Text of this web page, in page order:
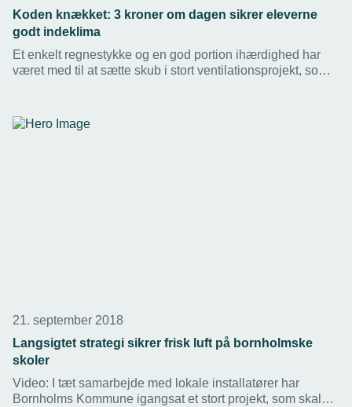
Koden knækket: 3 kroner om dagen sikrer eleverne
godt indeklima
Et enkelt regnestykke og en god portion ihærdighed har
været med til at sætte skub i stort ventilationsprojekt, som
21. september 2018
Langsigtet strategi sikrer frisk luft på bornholmske
skoler
Video: I tæt samarbejde med lokale installatører har
Bornholms Kommune igangsat et stort projekt, som skal